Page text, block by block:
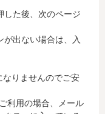
情報等は、カード発
に、お客様が利用
いただきます。(氏
ーネット利用環境
社が外国にある場
する国に移転され
から収集した情報か
した後、次のページ
が出ない場合は、入
りませんのでご安
利用の場合、メール